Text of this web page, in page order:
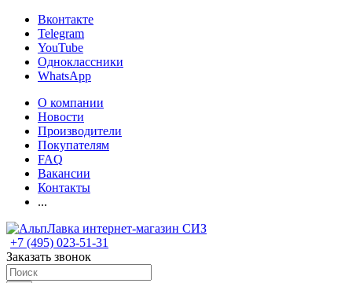
Вконтакте
Telegram
YouTube
Одноклассники
WhatsApp
О компании
Новости
Производители
Покупателям
FAQ
Вакансии
Контакты
...
+7 (495) 023-51-31
Заказать звонок